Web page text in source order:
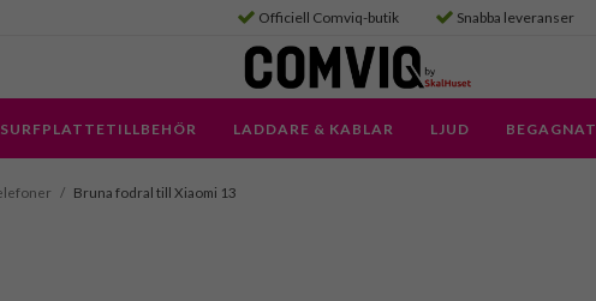
Officiell Comviq-butik Snabba leveranser
SURFPLATTETILLBEHÖR LADDARE & KABLAR LJUD BEGAGNAT
/ Bruna fodral till Xiaomi 13